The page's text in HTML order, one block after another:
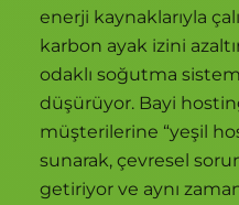
enerji kaynaklarıyla
karbon ayak izini
odaklı soğutma
düşürüyor. Bayi hosting
müşterilerine “yeşil
sunarak, çevresel
getiriyor ve aynı